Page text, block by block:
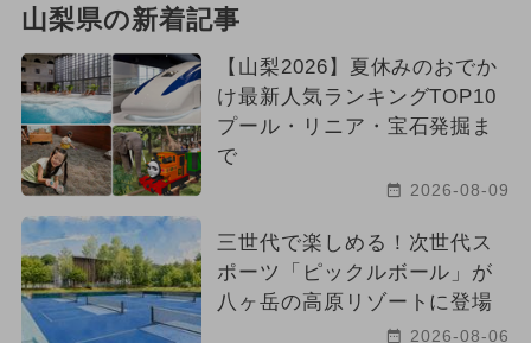
山梨県の新着記事
【山梨2026】夏休みのおでか
け最新人気ランキングTOP10
プール・リニア・宝石発掘ま
で
2026-08-09
三世代で楽しめる！次世代ス
ポーツ「ピックルボール」が
八ヶ岳の高原リゾートに登場
2026-08-06